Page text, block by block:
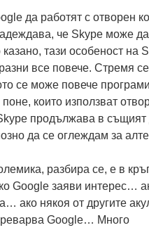
да работят с отворен
че Skype може
тази особеност на
все повече. Стремя
се може повече
които използват
продължава в
да се оглеждам за
разбира се, е в
Google заяви интерес…
ако някоя от другите
Google… Много